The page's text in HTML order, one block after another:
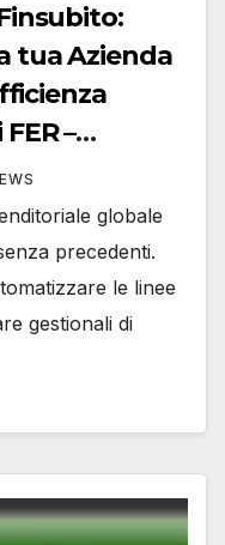
tua Azienda
–
–
globale
precedenti.
le linee
gestionali di